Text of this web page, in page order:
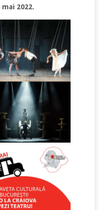
2022.